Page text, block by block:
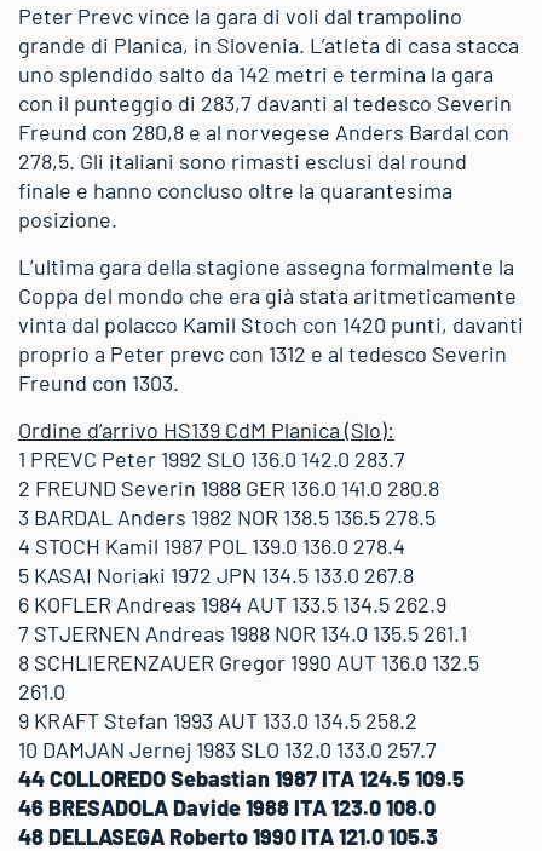
Peter Prevc vince la gara di voli dal trampolino
grande di Planica, in Slovenia. L’atleta di casa stacca
uno splendido salto da 142 metri e termina la gara
con il punteggio di 283,7 davanti al tedesco Severin
Freund con 280,8 e al norvegese Anders Bardal con
278,5. Gli italiani sono rimasti esclusi dal round
finale e hanno concluso oltre la quarantesima
posizione.
L’ultima gara della stagione assegna formalmente la
Coppa del mondo che era già stata aritmeticamente
vinta dal polacco Kamil Stoch con 1420 punti, davanti
proprio a Peter prevc con 1312 e al tedesco Severin
Freund con 1303.
Ordine d’arrivo HS139 CdM Planica (Slo):
1 PREVC Peter 1992 SLO 136.0 142.0 283.7
2 FREUND Severin 1988 GER 136.0 141.0 280.8
3 BARDAL Anders 1982 NOR 138.5 136.5 278.5
4 STOCH Kamil 1987 POL 139.0 136.0 278.4
5 KASAI Noriaki 1972 JPN 134.5 133.0 267.8
6 KOFLER Andreas 1984 AUT 133.5 134.5 262.9
7 STJERNEN Andreas 1988 NOR 134.0 135.5 261.1
8 SCHLIERENZAUER Gregor 1990 AUT 136.0 132.5
261.0
9 KRAFT Stefan 1993 AUT 133.0 134.5 258.2
10 DAMJAN Jernej 1983 SLO 132.0 133.0 257.7
44 COLLOREDO Sebastian 1987 ITA 124.5 109.5
46 BRESADOLA Davide 1988 ITA 123.0 108.0
48 DELLASEGA Roberto 1990 ITA 121.0 105.3